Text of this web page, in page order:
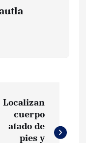
Localizan
cuerpo
atado de
pies y